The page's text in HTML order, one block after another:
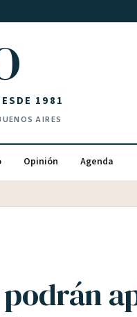
1981
AIRES
Opinión Agenda
podrán